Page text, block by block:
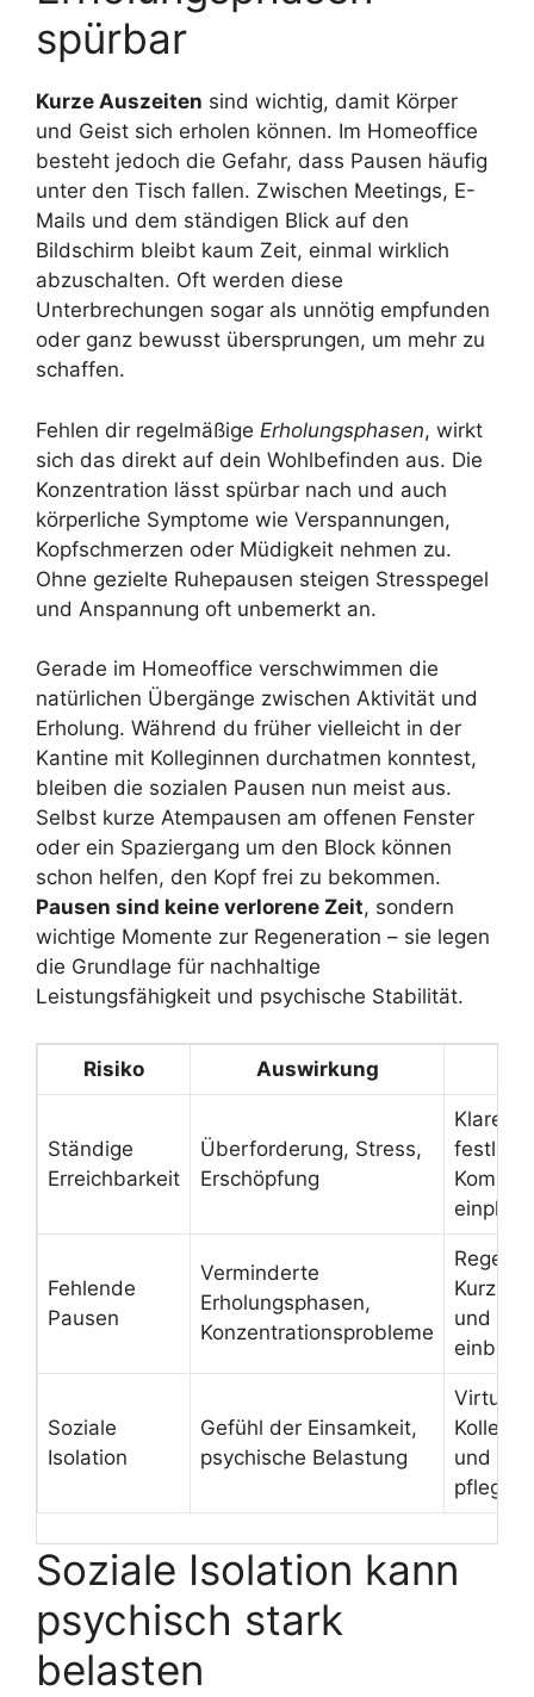
spürbar
Kurze Auszeiten sind wichtig, damit Körper
und Geist sich erholen können. Im Homeoffice
besteht jedoch die Gefahr, dass Pausen häufig
unter den Tisch fallen. Zwischen Meetings, E-
Mails und dem ständigen Blick auf den
Bildschirm bleibt kaum Zeit, einmal wirklich
abzuschalten. Oft werden diese
Unterbrechungen sogar als unnötig empfunden
oder ganz bewusst übersprungen, um mehr zu
schaffen.
Fehlen dir regelmäßige Erholungsphasen, wirkt
sich das direkt auf dein Wohlbefinden aus. Die
Konzentration lässt spürbar nach und auch
körperliche Symptome wie Verspannungen,
Kopfschmerzen oder Müdigkeit nehmen zu.
Ohne gezielte Ruhepausen steigen Stresspegel
und Anspannung oft unbemerkt an.
Gerade im Homeoffice verschwimmen die
natürlichen Übergänge zwischen Aktivität und
Erholung. Während du früher vielleicht in der
Kantine mit Kolleginnen durchatmen konntest,
bleiben die sozialen Pausen nun meist aus.
Selbst kurze Atempausen am offenen Fenster
oder ein Spaziergang um den Block können
schon helfen, den Kopf frei zu bekommen.
Pausen sind keine verlorene Zeit, sondern
wichtige Momente zur Regeneration – sie legen
die Grundlage für nachhaltige
Leistungsfähigkeit und psychische Stabilität.
Risiko Auswirkung
Ständige
Erreichbarkeit
Überforderung, Stress,
Erschöpfung
Klare
Fehlende
Pausen
Verminderte
Erholungsphasen,
Konzentrationsprobleme
und
Soziale
Isolation
Gefühl der Einsamkeit,
psychische Belastung
und
pflegen
Soziale Isolation kann
psychisch stark
belasten